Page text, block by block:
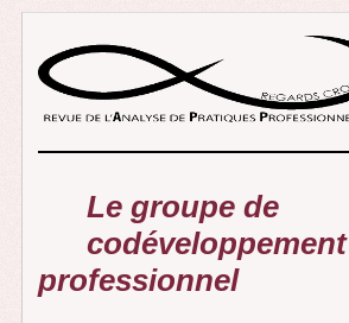
Le groupe de
codéveloppement
professionnel